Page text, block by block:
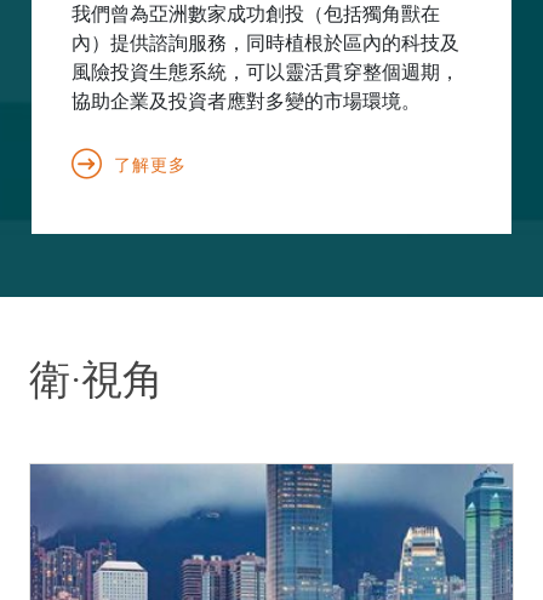
我們曾為亞洲數家成功創投（包括獨角獸在
內）提供諮詢服務，同時植根於區內的科技及
風險投資生態系統，可以靈活貫穿整個週期，
協助企業及投資者應對多變的市場環境。
了解更多
衛·視角